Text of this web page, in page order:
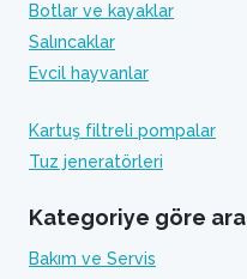
Botlar ve kayaklar
Salıncaklar
Evcil hayvanlar
Kartuş filtreli pompalar
Tuz jeneratörleri
Kategoriye göre ara
Bakım ve Servis